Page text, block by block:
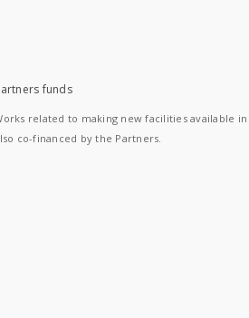
funds
related to making new facilities available in
co-financed by the Partners.